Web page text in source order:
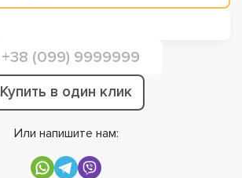
Купить в один клик
Или напишите нам: